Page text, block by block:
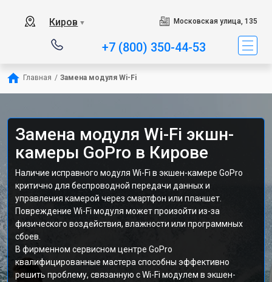
Киров ▼ Московская улица, 135
+7 (800) 350-44-53
Главная / Замена модуля Wi-Fi
Замена модуля Wi-Fi экшн-
камеры GoPro в Кирове
Наличие исправного модуля Wi-Fi в экшен-камере GoPro
критично для беспроводной передачи данных и
управления камерой через смартфон или планшет.
Повреждение Wi-Fi модуля может произойти из-за
физического воздействия, влажности или программных
сбоев.
В фирменном сервисном центре GoPro
квалифицированные мастера способны эффективно
решить проблему, связанную с Wi-Fi модулем в экшен-